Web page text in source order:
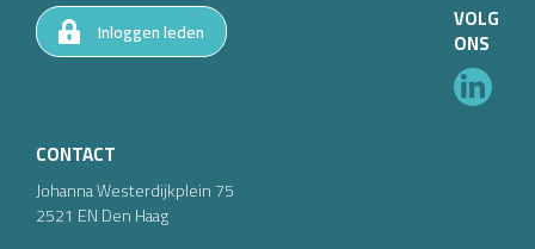
CONTACT
Johanna Westerdijkplein75
2521 ENDen Haag
Inloggen leden VOLG
ONS